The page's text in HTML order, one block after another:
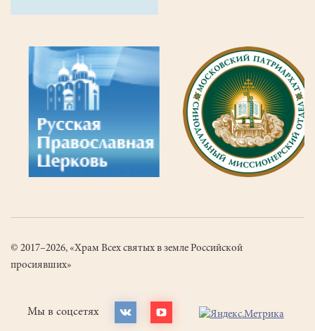
© 2017–2026, «Храм Всех святых в земле Российской
просиявших»
Мы в соцсетях